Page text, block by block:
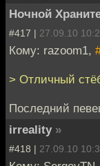
Ночной
#417 | 27.09.10
Кому: razoom1,
> Отличный
Последний
irreality »
#418 | 27.09.10